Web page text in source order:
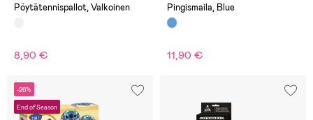
Pöytätennispallot, Valkoinen
8,90 €
Pingismaila, Blue
11,90 €
-26%
End of Season